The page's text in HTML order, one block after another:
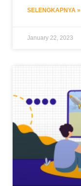
SELENGKAPNYA »
January 22, 2023